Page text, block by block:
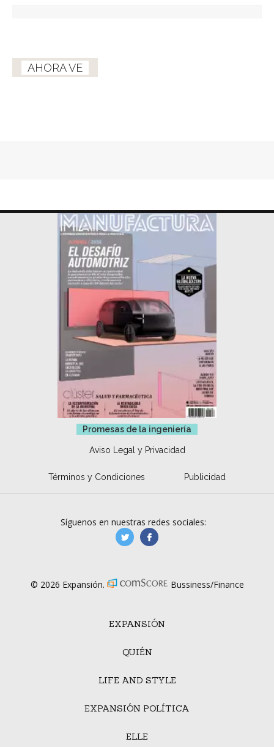
AHORA VE
Promesas de la ingeniería
Aviso Legal y Privacidad
Términos y Condiciones Publicidad
EXPANSIÓN
QUIÉN
LIFE AND STYLE
EXPANSIÓN POLÍTICA
ELLE
Síguenos en nuestras redes sociales:
manufacturaGE
© 2026 Expansión. Bussiness/Finance